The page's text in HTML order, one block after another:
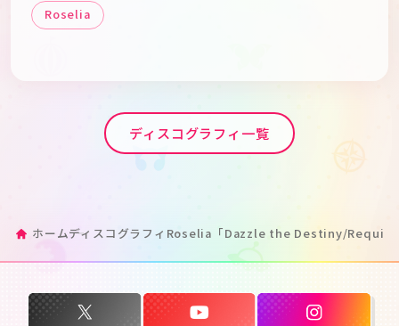
Roselia
ディスコグラフィ一覧
ホームディスコグラフィ Roselia「Dazzle the Destiny/